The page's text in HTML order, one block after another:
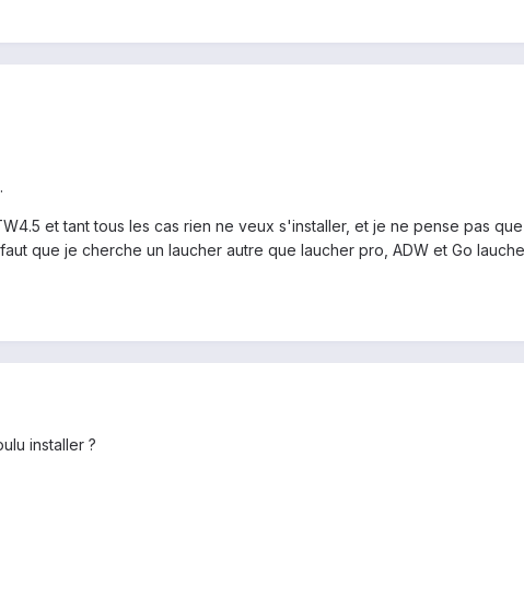
et tant tous les cas rien ne veux s'installer, et je ne pense pas
que je cherche un laucher autre que laucher pro, ADW et Go
installer ?